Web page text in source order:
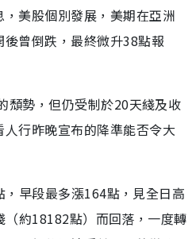
美股個別發展，美期在亞洲
曾倒跌，最終微升38點報
頹勢，但仍受制於20天綫及收
行昨晚宣布的降準能否令大
早段最多漲164點，見全日高
約18182點）而回落，一度轉